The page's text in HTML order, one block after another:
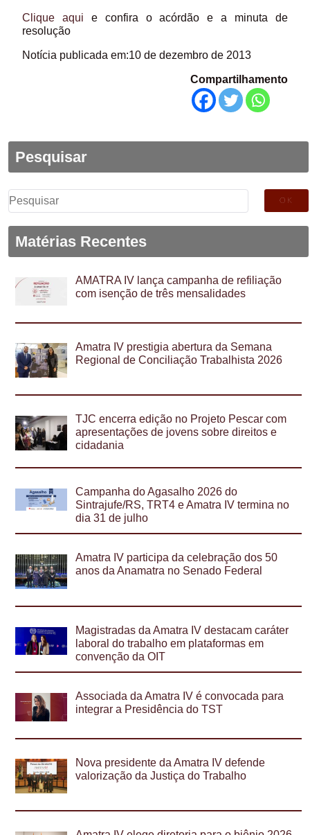
Clique aqui e confira o acórdão e a minuta de
resolução
Notícia publicada em:10 de dezembro de 2013
Compartilhamento
Pesquisar
Pesquisar
por:
Matérias Recentes
AMATRA IV lança campanha de refiliação
com isenção de três mensalidades
Amatra IV prestigia abertura da Semana
Regional de Conciliação Trabalhista 2026
TJC encerra edição no Projeto Pescar com
apresentações de jovens sobre direitos e
cidadania
Campanha do Agasalho 2026 do
Sintrajufe/RS, TRT4 e Amatra IV termina no
dia 31 de julho
Amatra IV participa da celebração dos 50
anos da Anamatra no Senado Federal
Magistradas da Amatra IV destacam caráter
laboral do trabalho em plataformas em
convenção da OIT
Associada da Amatra IV é convocada para
integrar a Presidência do TST
Nova presidente da Amatra IV defende
valorização da Justiça do Trabalho